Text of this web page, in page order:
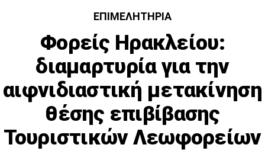
ΕΠΙΜΕΛΗΤΉΡΙΑ
Φορείς Ηρακλείου:
διαμαρτυρία για την
αιφνιδιαστική μετακίνηση
θέσης επιβίβασης
Τουριστικών Λεωφορείων